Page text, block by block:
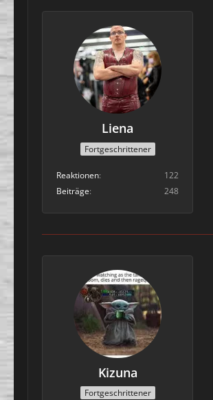
Liena
Fortgeschrittener
Reaktionen
122
Beiträge
248
Kizuna
Fortgeschrittener